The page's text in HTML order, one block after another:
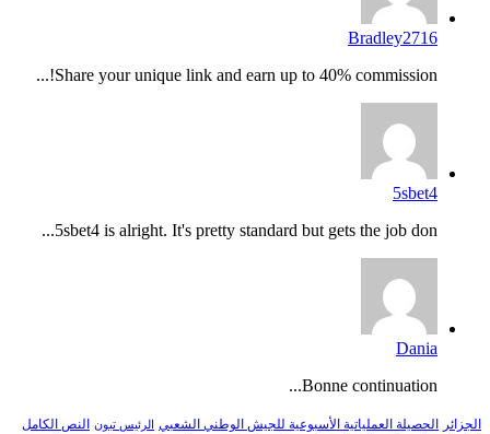
Bradley2716
Share your unique link and earn up to 40% commission!...
5sbet4
5sbet4 is alright. It's pretty standard but gets the job don...
Dania
Bonne continuation...
الجزائر الحصيلة العملياتية الأسبوعية للجيش الوطني الشعبي الرئيس تبون النص الكامل